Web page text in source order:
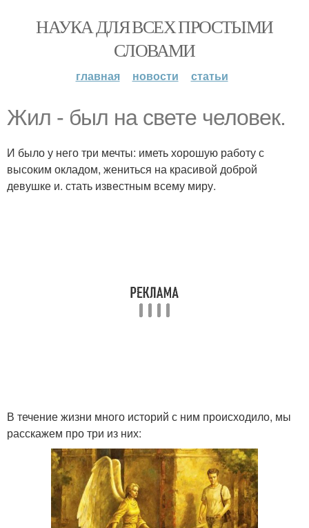
НАУКА ДЛЯ ВСЕХ ПРОСТЫМИ
СЛОВАМИ
главная новости статьи
Жил - был на свете человек.
И было у него три мечты: иметь хорошую работу с
высоким окладом, жениться на красивой доброй
девушке и. стать известным всему миру.
В течение жизни много историй с ним происходило, мы
расскажем про три из них: